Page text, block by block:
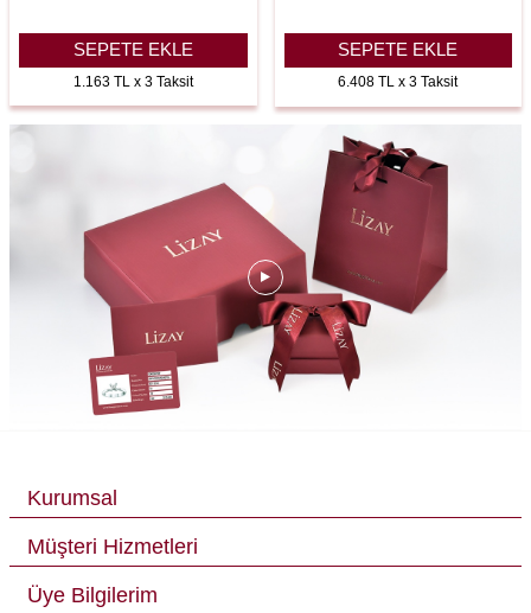
SEPETE EKLE
1.163 TL x 3 Taksit
SEPETE EKLE
6.408 TL x 3 Taksit
Kurumsal
Müşteri Hizmetleri
Üye Bilgilerim